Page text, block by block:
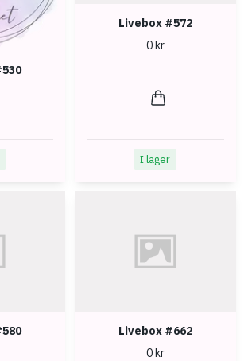
Livebox #572
0 kr
I lager
Livebox #662
0 kr